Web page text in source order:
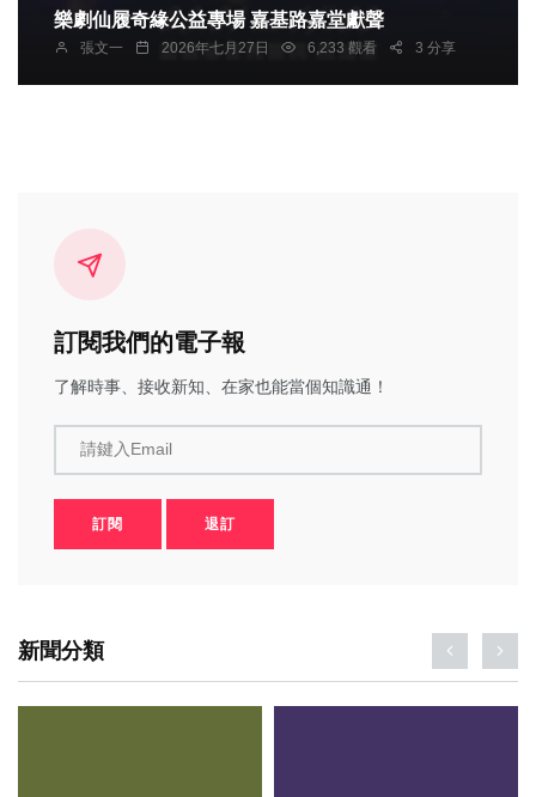
樂劇仙履奇緣公益專場 嘉基路嘉堂獻聲
張文一 2026年七月27日 6,233 觀看 3 分享
訂閱我們的電子報
了解時事、接收新知、在家也能當個知識通！
請鍵入Email
訂閱 退訂
新聞分類